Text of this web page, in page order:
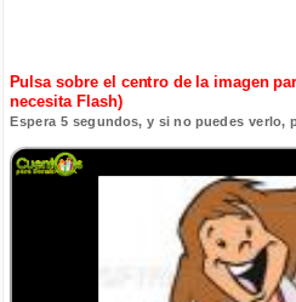
Pulsa sobre el centro de la imagen
necesita Flash)
Espera 5 segundos, y si no puedes verlo,